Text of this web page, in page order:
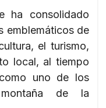
ha consolidado
emblemáticos de
el turismo,
local, al tiempo
uno de los
de la